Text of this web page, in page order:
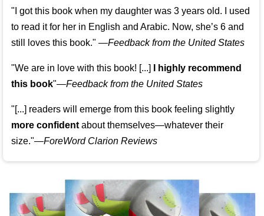
"I got this book when my daughter was 3 years old. I used
to read it for her in English and Arabic. Now, she’s 6 and
still loves this book." —Feedback from the United States
"We are in love with this book! [...]
I highly recommend
this book"—Feedback from the United States
"[...] readers will emerge from this book feeling slightly
more confidentabout themselves—whatever their
size."—ForeWord Clarion Reviews